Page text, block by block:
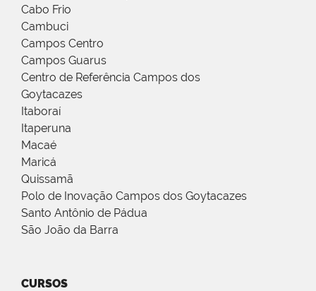
Cabo Frio
Cambuci
Campos Centro
Campos Guarus
Centro de Referência Campos dos
Goytacazes
Itaboraí
Itaperuna
Macaé
Maricá
Quissamã
Polo de Inovação Campos dos Goytacazes
Santo Antônio de Pádua
São João da Barra
CURSOS